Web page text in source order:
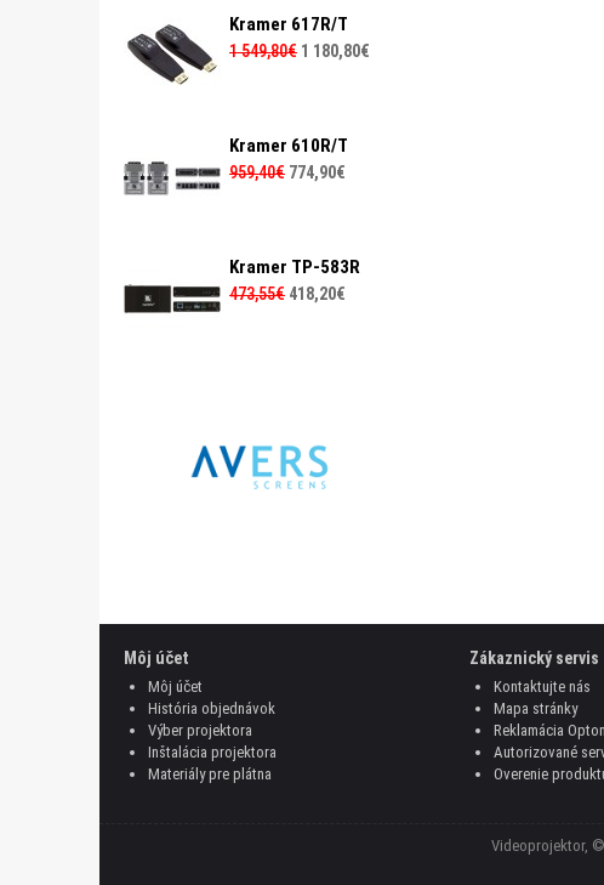
Kramer 617R/T
1 549,80€ 1 180,80€
Kramer 610R/T
959,40€ 774,90€
Kramer TP-583R
473,55€ 418,20€
Môj účet
Môj účet
História objednávok
Výber projektora
Inštalácia projektora
Materiály pre plátna
Zákaznický servis
Kontaktujte nás
Mapa stránky
Reklamácia
Autorizované
Overenie
Videoprojektor, ©